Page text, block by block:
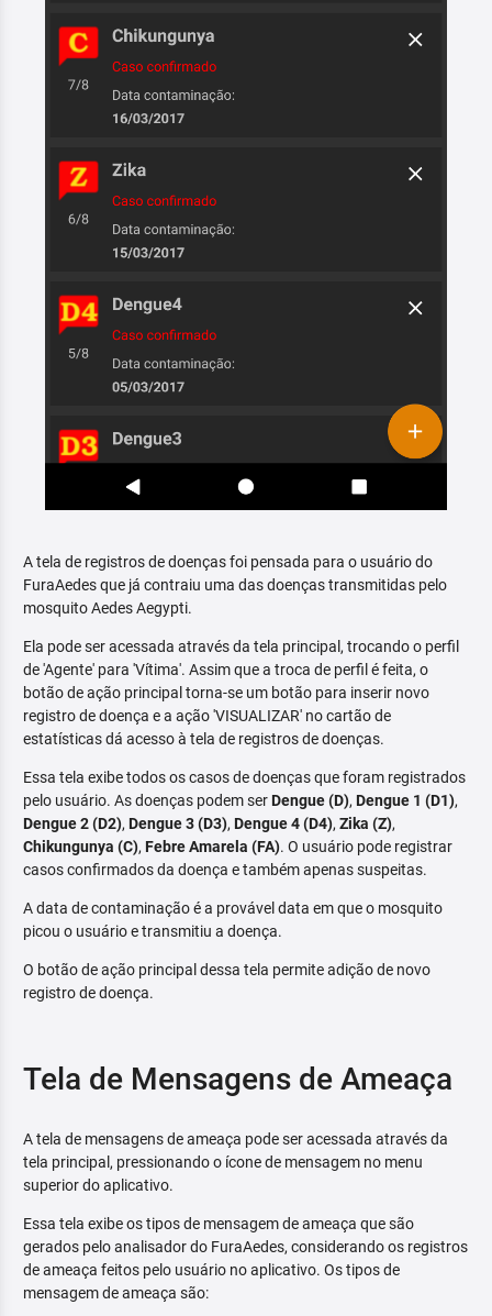
A tela de registros de doenças foi pensada para o usuário do
FuraAedes que já contraiu uma das doenças transmitidas pelo
mosquito Aedes Aegypti.
Ela pode ser acessada através da tela principal, trocando o perfil
de 'Agente' para 'Vítima'. Assim que a troca de perfil é feita, o
botão de ação principal torna-se um botão para inserir novo
registro de doença e a ação 'VISUALIZAR' no cartão de
estatísticas dá acesso à tela de registros de doenças.
Essa tela exibe todos os casos de doenças que foram registrados
pelo usuário. As doenças podem serDengue (D), Dengue 1 (D1),
Dengue 2 (D2), Dengue 3 (D3), Dengue 4 (D4), Zika (Z),
Chikungunya (C), Febre Amarela (FA). O usuário pode registrar
casos confirmados da doença e também apenas suspeitas.
A data de contaminação é a provável data em que o mosquito
picou o usuário e transmitiu a doença.
O botão de ação principal dessa tela permite adição de novo
registro de doença.
Tela de Mensagens de Ameaça
A tela de mensagens de ameaça pode ser acessada através da
tela principal, pressionando o ícone de mensagem no menu
superior do aplicativo.
Essa tela exibe os tipos de mensagem de ameaça que são
gerados pelo analisador do FuraAedes, considerando os registros
de ameaça feitos pelo usuário no aplicativo. Os tipos de
mensagem de ameaça são: